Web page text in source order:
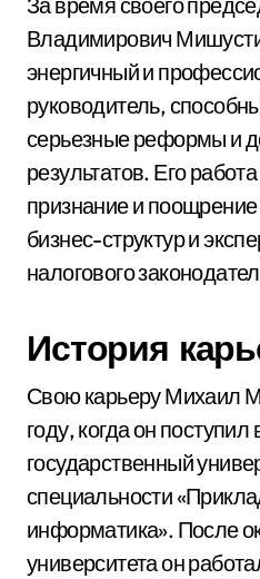
Владимирович
энергичный и
руководитель,
серьезные реформы и
результатов. Его
признание и
бизнес-структур и
налогового
История
Свою карьеру Михаил
году, когда он
государственный
специальности
информатика». После
университета он